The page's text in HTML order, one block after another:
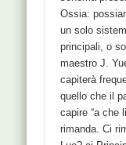
Ossia:
un solo
principali, o
maestro J.
capiterà
quello che il
capire “a che
rimanda. Ci